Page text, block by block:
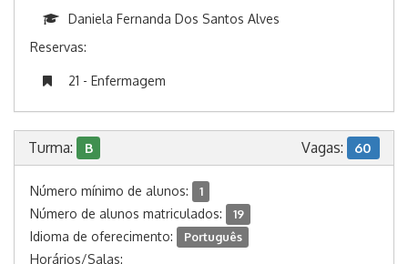
Daniela Fernanda Dos Santos Alves
Reservas:
21 - Enfermagem
Turma: B Vagas: 60
Número mínimo de alunos: 1
Número de alunos matriculados: 19
Idioma de oferecimento: Português
Horários/Salas: